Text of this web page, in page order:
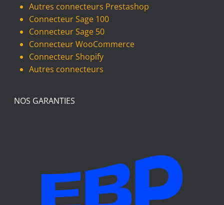
Autres connecteurs Prestashop
Connecteur Sage 100
Connecteur Sage 50
Connecteur WooCommerce
Connecteur Shopify
Autres connecteurs
NOS GARANTIES